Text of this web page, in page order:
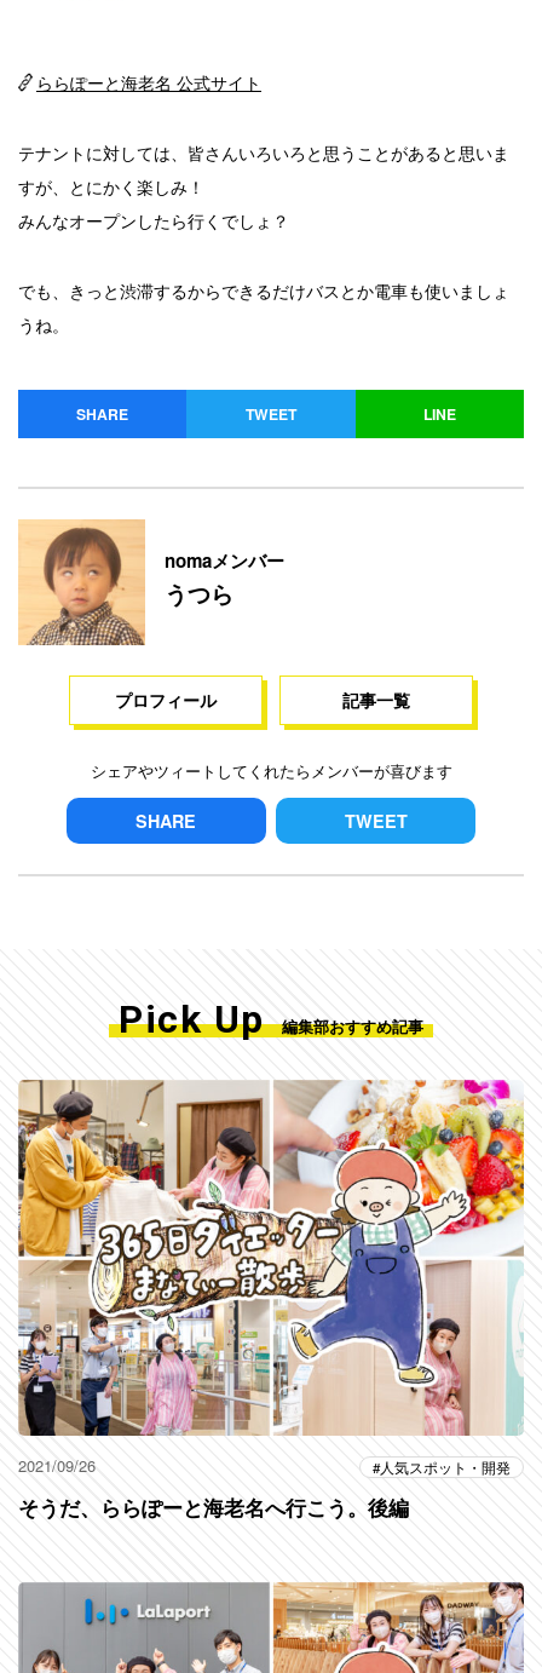
ららぽーと海老名 公式サイト
テナントに対しては、皆さんいろいろと思うことがあると思いま
すが、とにかく楽しみ！
みんなオープンしたら行くでしょ？
でも、きっと渋滞するからできるだけバスとか電車も使いましょ
うね。
SHARE TWEET LINE
nomaメンバー
うつら
プロフィール 記事一覧
シェアやツィートしてくれたらメンバーが喜びます
SHARE TWEET
Pick Up 編集部おすすめ記事
2021/09/26 人気スポット・開発
そうだ、ららぽーと海老名へ行こう。後編